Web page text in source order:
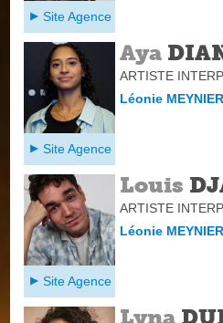
Site Agence
Aya
ARTISTE
Léonie
Site Agence
Louis
ARTISTE
Léonie
Site Agence
Lyna